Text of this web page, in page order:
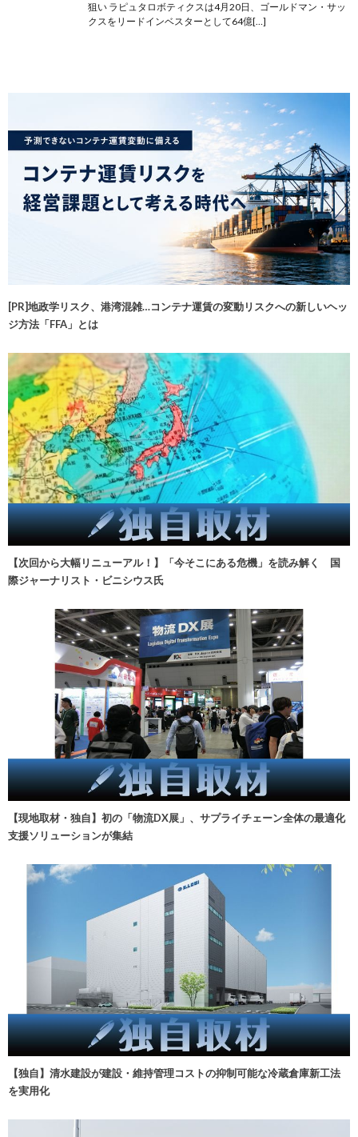
狙い ラピュタロボティクスは4月20日、ゴールドマン・サッ
クスをリードインベスターとして64億[…]
[PR]地政学リスク、港湾混雑…コンテナ運賃の変動リスクへの新しいヘッ
ジ方法「FFA」とは
【次回から大幅リニューアル！】「今そこにある危機」を読み解く 国
際ジャーナリスト・ビニシウス氏
【現地取材・独自】初の「物流DX展」、サプライチェーン全体の最適化
支援ソリューションが集結
【独自】清水建設が建設・維持管理コストの抑制可能な冷蔵倉庫新工法
を実用化